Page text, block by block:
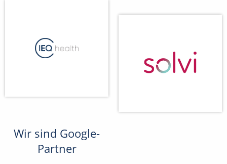
Wir sind Google-
Partner